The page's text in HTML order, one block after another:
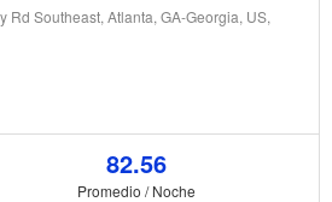
Rd Southeast, Atlanta, GA-Georgia, US,
82.56
Promedio / Noche